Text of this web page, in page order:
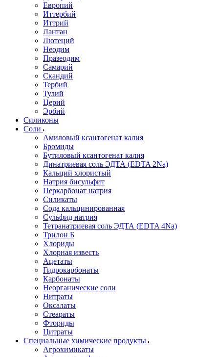
Европий
Иттербий
Иттрий
Лантан
Лютеций
Неодим
Празеодим
Самарий
Скандий
Тербий
Тулий
Церий
Эрбий
Силиконы
Соли
Амиловый ксантогенат калия
Бромиды
Бутиловый ксантогенат калия
Динатриевая соль ЭДТА (EDTA 2Na)
Кальций хлористый
Натрия бисульфит
Перкарбонат натрия
Силикаты
Сода кальцинированная
Сульфид натрия
Тетранатриевая соль ЭДТА (EDTA 4Na)
Трилон Б
Хлориды
Хлорная известь
Ацетаты
Гидрокарбонаты
Карбонаты
Неорганические соли
Нитраты
Оксалаты
Стеараты
Фториды
Цитраты
Специальные химические продукты
Агрохимикаты